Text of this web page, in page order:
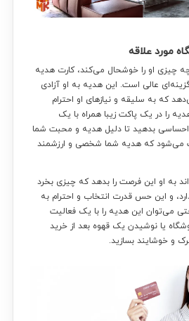
چیزی او را خوشحال می‌کند، کارت هدیه
عالی است. این هدیه به او آزادی
که به سلیقه و نیازهای او احترام
را در یک پاکت زیبا همراه با یک
احساسی بدهید تا دلیل هدیه و محبت شما
می‌شود که هدیه شما شخصی و ارزشمند
به او این فرصت را بدهد که چیزی بخرد
و این حس قدرت انتخاب و احترام به
می‌توان این هدیه را با یک فعالیت
یا نوشیدن یک قهوه بعد از خرید
و خوشایند بسازید.